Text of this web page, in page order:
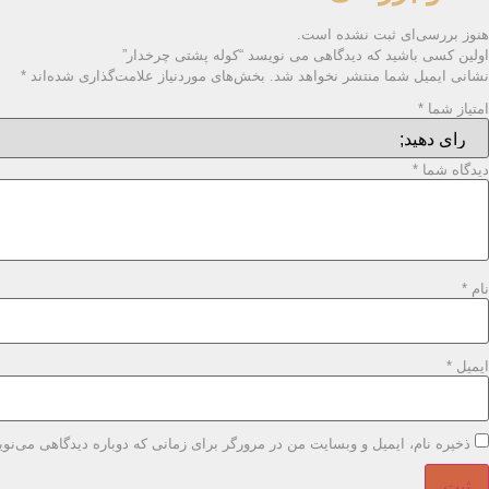
هنوز بررسی‌ای ثبت نشده است.
اولین کسی باشید که دیدگاهی می نویسد “کوله پشتی چرخدار”
نشانی ایمیل شما منتشر نخواهد شد. بخش‌های موردنیاز علامت‌گذاری شده‌اند *
امتیاز شما *
دیدگاه شما *
نام *
ایمیل *
ذخیره نام، ایمیل و وبسایت من در مرورگر برای زمانی که دوباره دیدگاهی